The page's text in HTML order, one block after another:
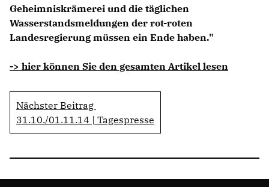
Geheimniskrämerei und die täglichen
Wasserstandsmeldungen der rot-roten
Landesregierung müssen ein Ende haben."
-> hier können Sie den gesamten Artikel lesen
Nächster Beitrag
31.10./01.11.14 | Tagespresse